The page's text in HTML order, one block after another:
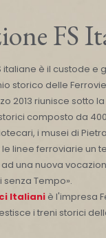
FS
italiane è il custode e
storico delle
2013 riunisce sotto
composto da
i musei di
linee ferroviarie un
una nuova
senza Tempo».
Italiani è l'impresa
i treni storici